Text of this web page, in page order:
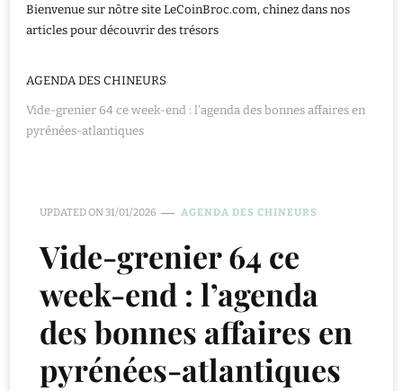
Bienvenue sur nôtre site LeCoinBroc.com, chinez dans nos
articles pour découvrir des trésors
AGENDA DES CHINEURS
Vide-grenier 64 ce week-end : l’agenda des bonnes affaires en
pyrénées-atlantiques
UPDATED ON31/01/2026 AGENDA DES CHINEURS
Vide-grenier 64 ce
week-end : l’agenda
des bonnes affaires en
pyrénées-atlantiques